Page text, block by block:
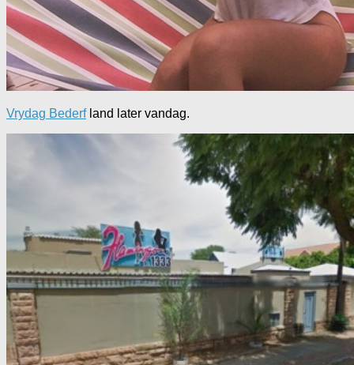
Vrydag Bederfland later vandag.